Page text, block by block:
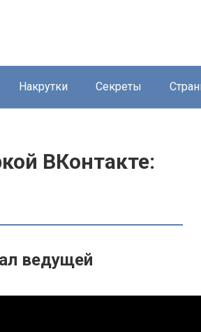
Накрутки Секреты
ВКонтакте:
ведущей